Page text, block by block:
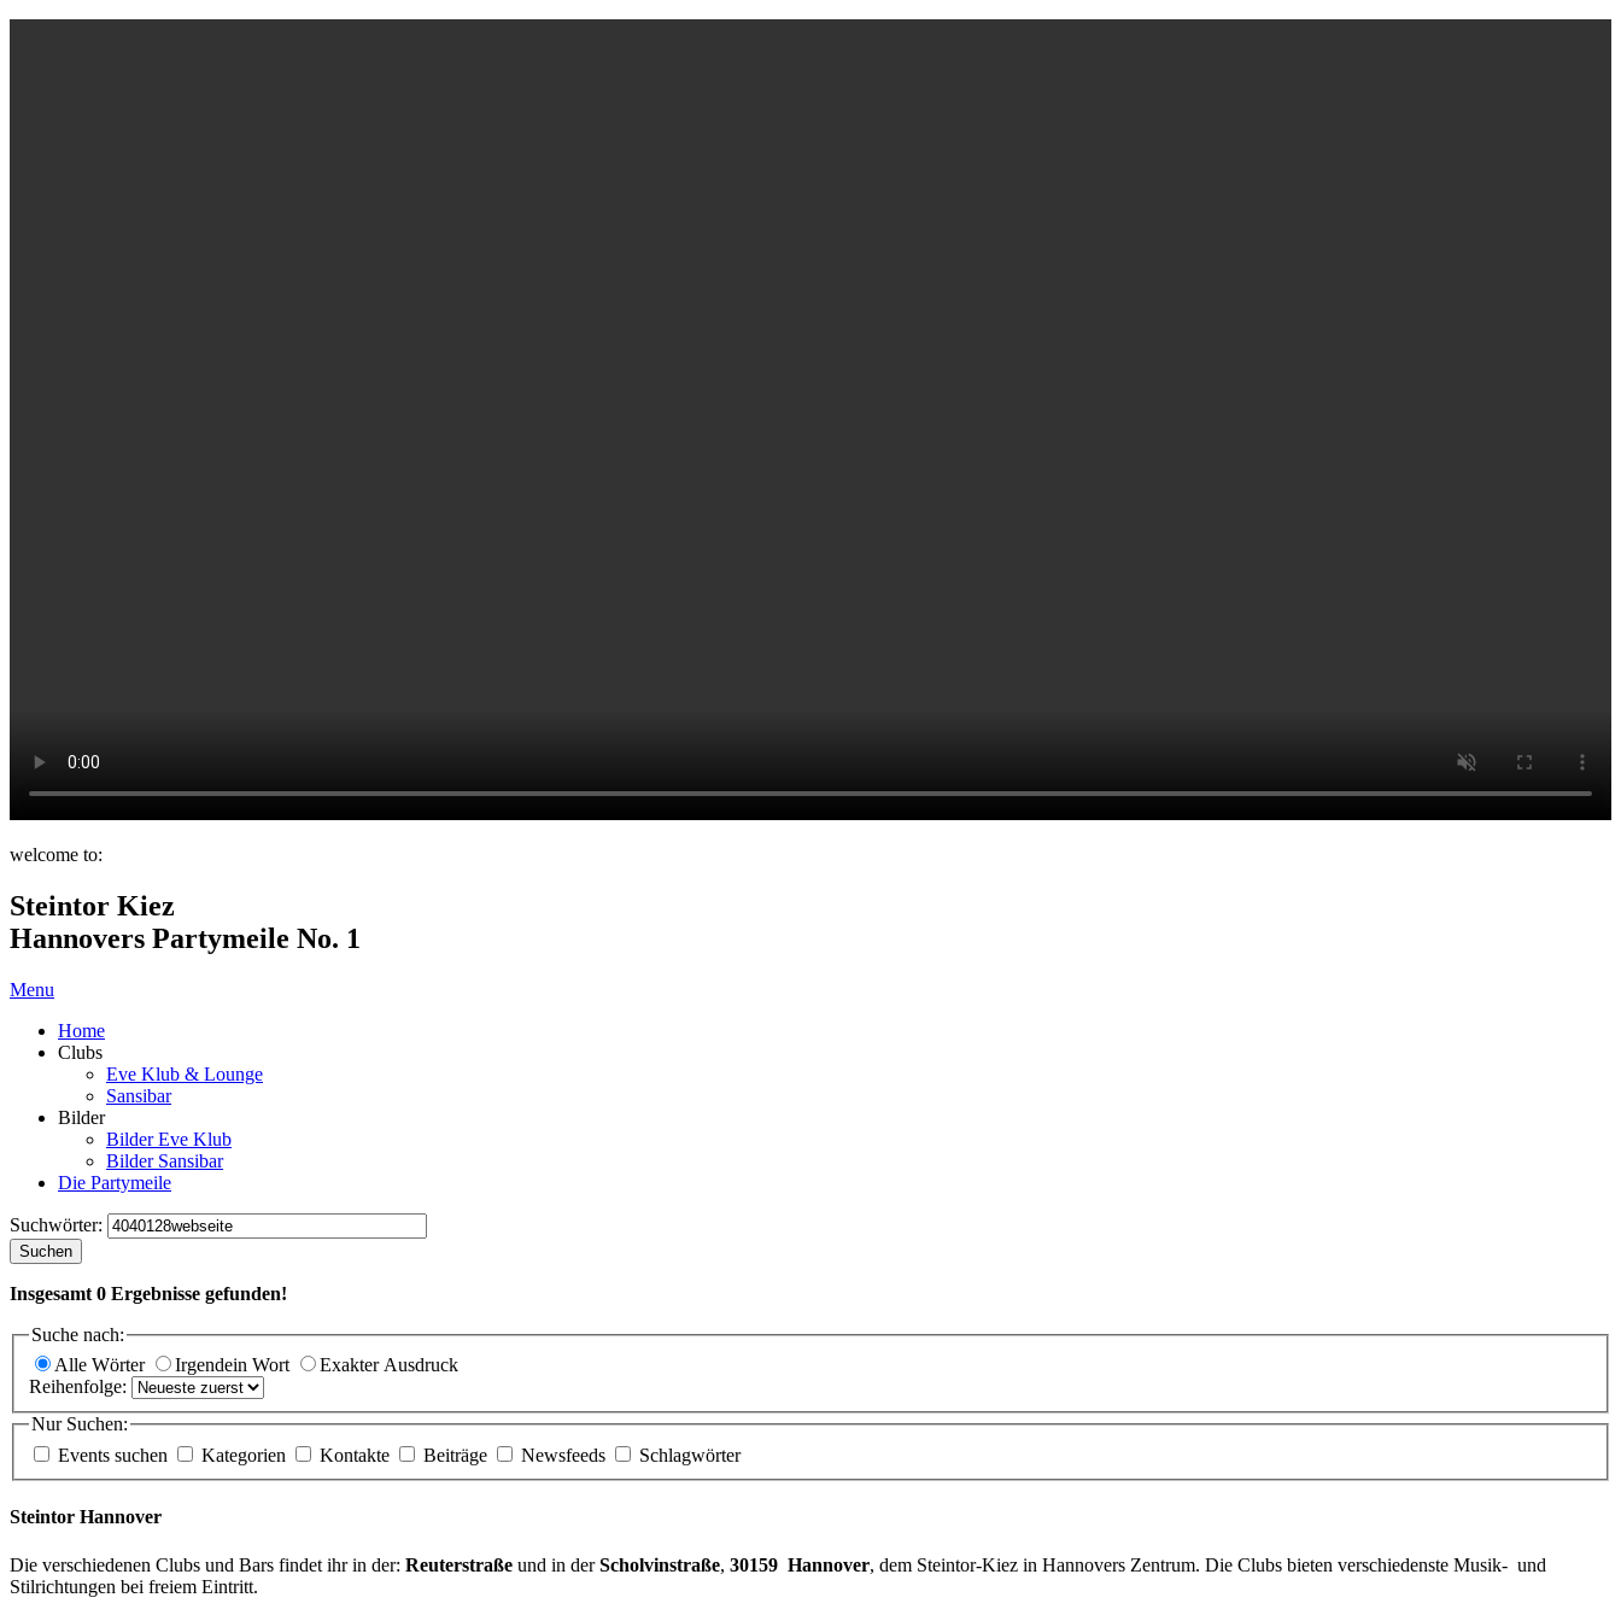
welcome to:
Steintor Kiez
Hannovers Partymeile No. 1
Menu
Home
Clubs
Eve Klub & Lounge
Sansibar
Bilder
Bilder Eve Klub
Bilder Sansibar
Die Partymeile
Suchwörter:
Suchen
Insgesamt 0 Ergebnisse gefunden!
Suche nach:
Alle Wörter
Irgendein Wort
Exakter Ausdruck
Reihenfolge:
Nur Suchen:
Events suchen
Kategorien Kontakte Beiträge Newsfeeds Schlagwörter
Steintor Hannover
Die verschiedenen Clubs und Bars findet ihr in der: Reuterstraße und in derScholvinstraße, 30159 Hannover, dem Steintor-Kiez in Hannovers Zentrum. Die Clubs bieten verschiedenste Musik- und
Stilrichtungen bei freiem Eintritt.